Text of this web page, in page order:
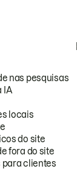
nas pesquisas
IA
locais
do site
fora do site
para clientes